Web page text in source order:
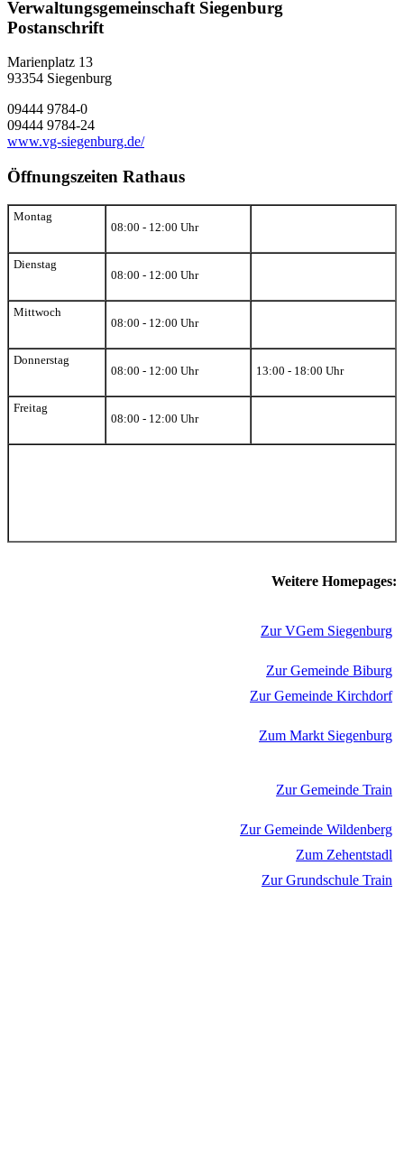
Verwaltungsgemeinschaft Siegenburg
Postanschrift
Marienplatz 13
93354 Siegenburg
09444 9784-0
09444 9784-24
www.vg-siegenburg.de/
Öffnungszeiten Rathaus
Montag
08:00 - 12:00 Uhr
Dienstag
08:00 - 12:00 Uhr
Mittwoch
08:00 - 12:00 Uhr
Donnerstag
08:00 - 12:00 Uhr
13:00 - 18:00 Uhr
Freitag
08:00 - 12:00 Uhr
Weitere Homepages:
Zur VGem Siegenburg
Zur Gemeinde Biburg
Zur Gemeinde Kirchdorf
Zum Markt Siegenburg
Zur Gemeinde Train
Zur Gemeinde Wildenberg
Zum Zehentstadl
Zur Grundschule Train